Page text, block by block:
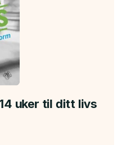
uker til ditt livs